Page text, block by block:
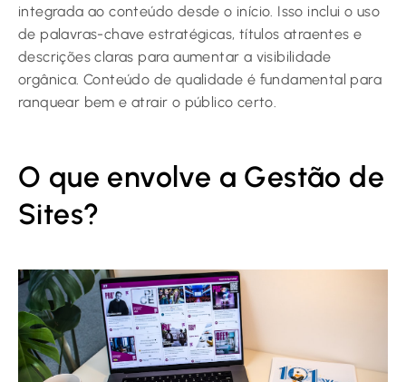
integrada ao conteúdo desde o início. Isso inclui o uso
de palavras-chave estratégicas, títulos atraentes e
descrições claras para aumentar a visibilidade
orgânica. Conteúdo de qualidade é fundamental para
ranquear bem e atrair o público certo.
O que envolve a Gestão de
Sites?